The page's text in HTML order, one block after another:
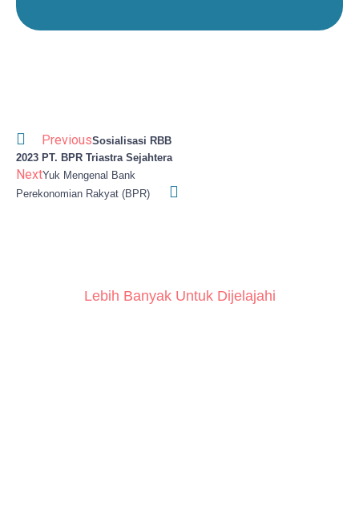
PreviousSosialisasi RBB
2023 PT. BPR Triastra Sejahtera
NextYuk Mengenal Bank
Perekonomian Rakyat (BPR)
Lebih Banyak Untuk Dijelajahi